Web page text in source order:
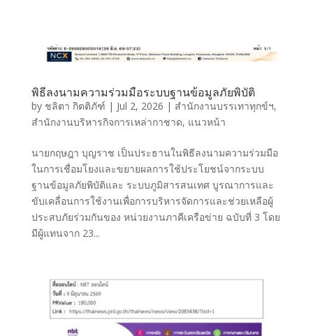
พิธีลงนามความร่วมมือระบบฐานข้อมูลภัยพิบัติ
by ชลิตา กิตติภัฑ์ | Jul 2, 2026 | สำนักงานบรรเทาทุกข์ฯ,
สำนักงานบริหารกิจการเหล่ากาชาด, แนวหน้า
นายกฤษฎา บุญราช เป็นประธานในพิธีลงนามความร่วมมือ
ในการเชื่อมโยงและขยายผลการใช้ประโยชน์จากระบบ
ฐานข้อมูลภัยพิบัติและ ระบบภูมิสารสนเทศ บูรณาการและ
ขับเคลื่อนการใช้งานเพื่อการบริหารจัดการและช่วยเหลือผู้
ประสบภัยร่วมกันของ หน่วยงานภาคีเครือข่าย ฉบับที่ 3 โดย
มีผู้แทนจาก 23...